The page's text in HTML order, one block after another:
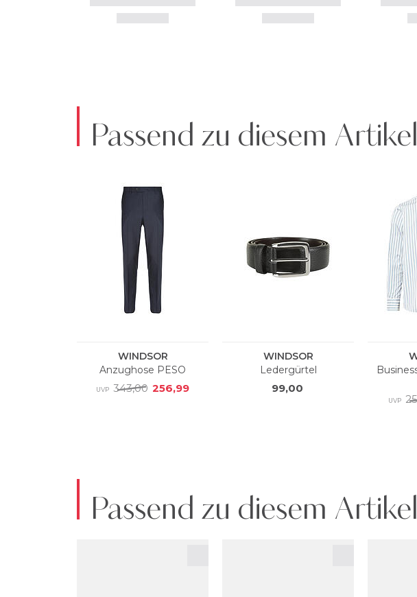
Passend zu diesem Artikel
Passend zu diesem Artikel